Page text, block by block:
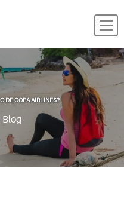
DE COPA AIRLINES?
Blog